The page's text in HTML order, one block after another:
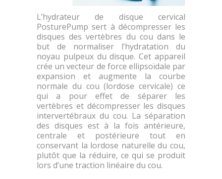
L’hydrateur de disque cervical
PosturePump sert à décompresser les
disques des vertèbres du cou dans le
but de normaliser l’hydratation du
noyau pulpeux du disque. Cet appareil
crée un vecteur de force ellipsoïdale par
expansion et augmente la courbe
normale du cou (lordose cervicale) ce
qui a pour effet de séparer les
vertèbres et décompresser les disques
intervertébraux du cou. La séparation
des disques est à la fois antérieure,
centrale et postérieure tout en
conservant la lordose naturelle du cou,
plutôt que la réduire, ce qui se produit
lors d’une traction linéaire du cou.